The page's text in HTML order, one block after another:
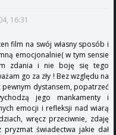
16:31
film na swój własny sposób i
emocjonalnie( w tym sensie
zdania i nie boję się tego
go za zły ! Bez względu na
dystansem, popatrzeć
jego mankamenty i
emocji i refleksji nad wiarą
wręcz przeciwnie, zdaję
świadectwa jakie dał